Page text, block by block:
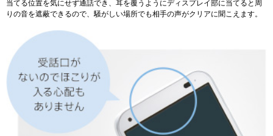
当てる位置を気にせず通話でき、耳を覆うようにディスプレイ部に当てると周
りの音を遮蔽できるので、騒がしい場所でも相手の声がクリアに聞こえます。